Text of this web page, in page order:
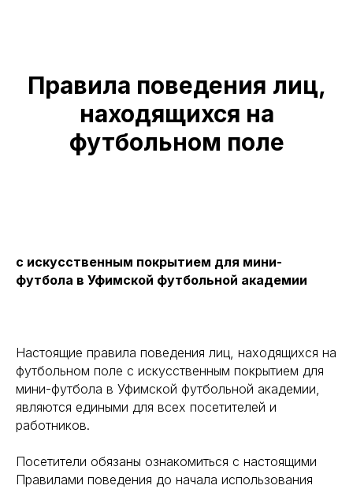
Правила поведения лиц,
находящихся на
футбольном поле
с искусственным покрытием для мини-
футбола в Уфимской футбольной академии
Настоящие правила поведения лиц, находящихся на
футбольном поле с искусственным покрытием для
мини-футбола в Уфимской футбольной академии,
являются едиными для всех посетителей и
работников.
Посетители обязаны ознакомиться с настоящими
Правилами поведения до начала использования